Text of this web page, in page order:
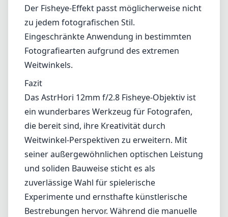
Der Fisheye-Effekt passt möglicherweise nicht
zu jedem fotografischen Stil.
Eingeschränkte Anwendung in bestimmten
Fotografiearten aufgrund des extremen
Weitwinkels.
Fazit
Das AstrHori 12mm f/2.8 Fisheye-Objektiv ist
ein wunderbares Werkzeug für Fotografen,
die bereit sind, ihre Kreativität durch
Weitwinkel-Perspektiven zu erweitern. Mit
seiner außergewöhnlichen optischen Leistung
und soliden Bauweise sticht es als
zuverlässige Wahl für spielerische
Experimente und ernsthafte künstlerische
Bestrebungen hervor. Während die manuelle